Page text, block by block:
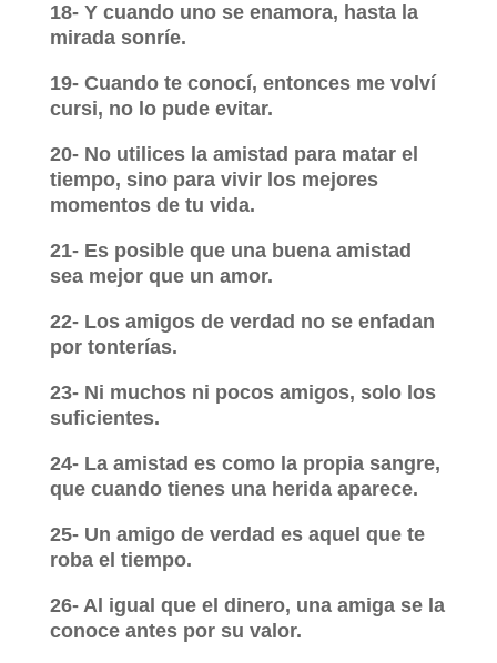
18- Y cuando uno se enamora, hasta la
mirada sonríe.
19- Cuando te conocí, entonces me volví
cursi, no lo pude evitar.
20- No utilices la amistad para matar el
tiempo, sino para vivir los mejores
momentos de tu vida.
21- Es posible que una buena amistad
sea mejor que un amor.
22- Los amigos de verdad no se enfadan
por tonterías.
23- Ni muchos ni pocos amigos, solo los
suficientes.
24- La amistad es como la propia sangre,
que cuando tienes una herida aparece.
25- Un amigo de verdad es aquel que te
roba el tiempo.
26- Al igual que el dinero, una amiga se la
conoce antes por su valor.